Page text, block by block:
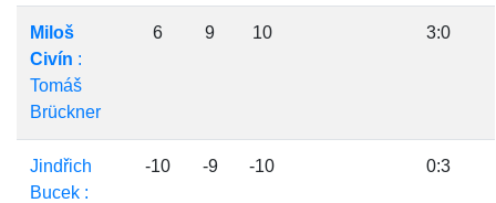
Miloš
Civín :
Tomáš
Brückner
6 9 10 3:0
Jindřich
Bucek :
-10 -9 -10 0:3